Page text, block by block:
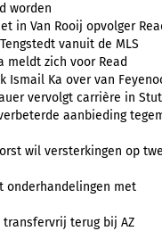
worden
in Van Rooij opvolger
vanuit de MLS
meldt zich voor Read
Ismail Ka over van
vervolgt carrière in
aanbieding
wil versterkingen op
onderhandelingen met
transfervrij terug bij AZ